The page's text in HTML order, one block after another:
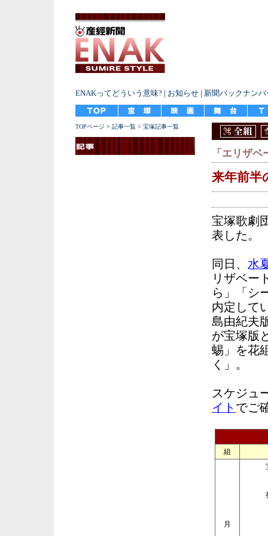
ENAKってどういう意味? | お知らせ | 新聞バックナン
「エリザ
来年前半
宝塚歌劇
表した。
同日、 水
リザベー
ら」「シ
内定して
島由紀夫
が宝塚版
蜴」を花
く」。
スケジュ
イト でご
組
月
TOPページ > 記事一覧 > 宝塚記事一覧